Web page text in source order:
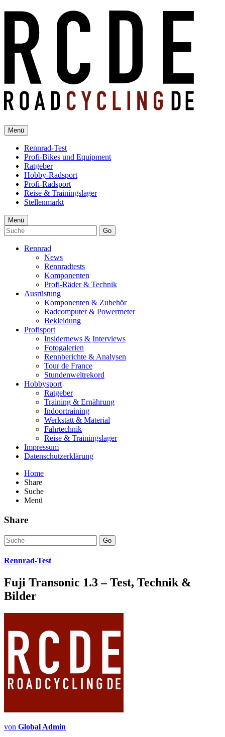
Menü
Rennrad-Test
Profi-Bikes und Equipment
Ratgeber
Hobby-Radsport
Profi-Radsport
Reise & Trainingslager
Stellenmarkt
Menü
Go
Rennrad
News
Rennradtests
Komponenten
Profi-Räder & Technik
Ausrüstung
Komponenten & Zubehör
Radcomputer & Powermeter
Bekleidung
Profisport
Insidernews & Interviews
Fotogalerien
Rennberichte & Analysen
Tour de France
Stundenweltrekord
Hobbysport
Ratgeber
Training & Ernährung
Indoortraining
Werkstatt & Material
Fahrtechnik
Reise & Trainingslager
Impressum
Datenschutzerklärung
Home
Share
Suche
Menü
Share
Go
Rennrad-Test
Fuji Transonic 1.3 – Test, Technik &
Bilder
von Global Admin